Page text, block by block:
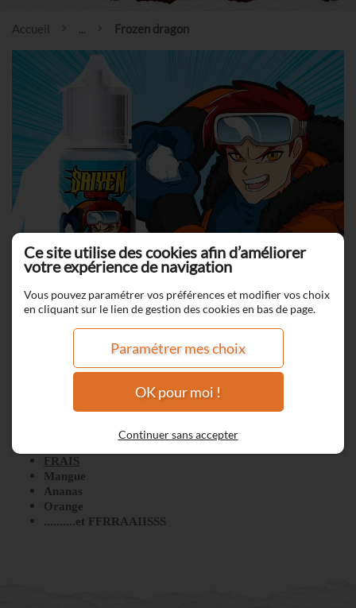
Accueil ... Frozen dragon
Frozen dragon
FRAIS
Mangue
Ananas
Orange
..........et FFRRAAIISSS
Ce site utilise des cookies afin d’améliorer
votre expérience de navigation
Vous pouvez paramétrer vos préférences et modifier vos choix
en cliquant sur le lien de gestion des cookies en bas de page.
Paramétrer mes choix
OK pour moi !
Continuer sans accepter